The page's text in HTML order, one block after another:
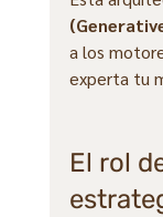
a los
experta tu
El rol